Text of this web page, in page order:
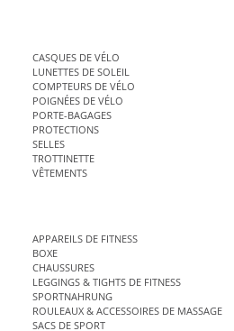
CASQUES DE VÉLO
LUNETTES DE SOLEIL
COMPTEURS DE VÉLO
POIGNÉES DE VÉLO
PORTE-BAGAGES
PROTECTIONS
SELLES
TROTTINETTE
VÊTEMENTS
APPAREILS DE FITNESS
BOXE
CHAUSSURES
LEGGINGS & TIGHTS DE FITNESS
SPORTNAHRUNG
ROULEAUX & ACCESSOIRES DE MASSAGE
SACS DE SPORT